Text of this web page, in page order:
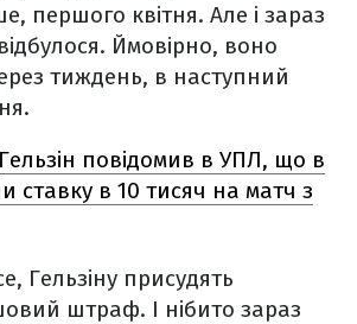
першого квітня. Але і зараз
Ймовірно, воно
тиждень, в наступний
Гельзін повідомив в УПЛ, що в
ставку в 10 тисяч на матч з
Гельзіну присудять
штраф. І нібито зараз